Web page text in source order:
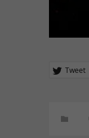
Tweet